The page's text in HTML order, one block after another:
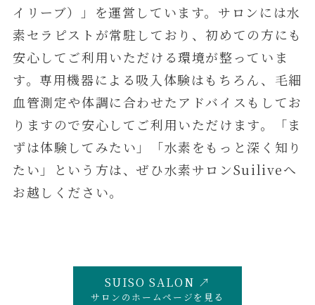
イリーブ）」を運営しています。サロンには水
素セラピストが常駐しており、初めての方にも
安心してご利用いただける環境が整っていま
す。専用機器による吸入体験はもちろん、毛細
血管測定や体調に合わせたアドバイスもしてお
りますので安心してご利用いただけます。「ま
ずは体験してみたい」「水素をもっと深く知り
たい」という方は、ぜひ水素サロンSuiliveへ
お越しください。
SUISO SALON ↗
サロンのホームページを見る